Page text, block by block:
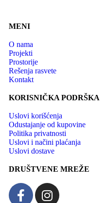
MENI
O nama
Projekti
Prostorije
Rešenja rasvete
Kontakt
KORISNIČKA PODRŠKA
Uslovi korišćenja
Odustajanje od kupovine
Politika privatnosti
Uslovi i načini plaćanja
Uslovi dostave
DRUŠTVENE MREŽE